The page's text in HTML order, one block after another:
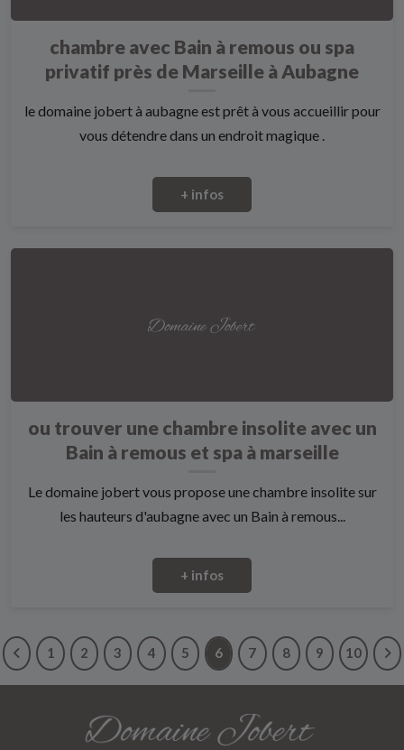
chambre avec Bain à remous ou spa
privatif près de Marseille à Aubagne
le domaine jobert à aubagne est prêt à vous accueillir pour
vous détendre dans un endroit magique .
+ infos
ou trouver une chambre insolite avec un
Bain à remous et spa à marseille
Le domaine jobert vous propose une chambre insolite sur
les hauteurs d'aubagne avec un Bain à remous...
+ infos
1 2 3 4 5 6 7 8 9 10